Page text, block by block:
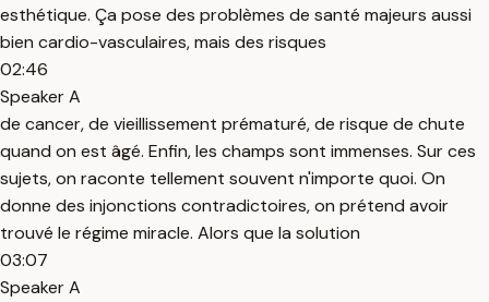
esthétique. Ça pose des problèmes de santé majeurs aussi
bien cardio-vasculaires, mais des risques
02:46
Speaker A
de cancer, de vieillissement prématuré, de risque de chute
quand on est âgé. Enfin, les champs sont immenses. Sur ces
sujets, on raconte tellement souvent n'importe quoi. On
donne des injonctions contradictoires, on prétend avoir
trouvé le régime miracle. Alors que la solution
03:07
Speaker A